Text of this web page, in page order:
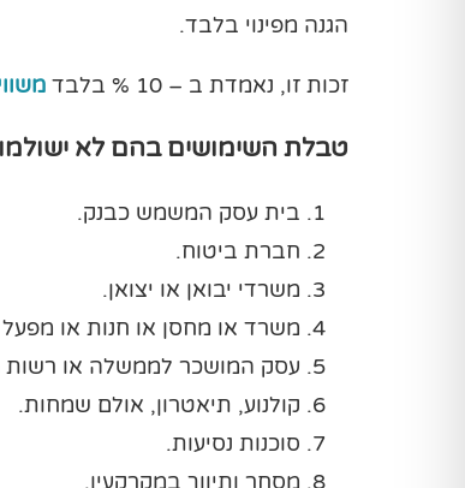
הגנה מפינוי בלבד.
זכות זו, נאמדת ב – 10 % בלבד
טבלת השימושים בהם לא ישולמו
בית עסק המשמש כבנק.
חברת ביטוח.
משרדי יבואן או יצואן.
משרד או מחסן או חנות או מפעל תעשייתי
עסק המושכר לממשלה או רשות
קולנוע, תיאטרון, אולם שמחות.
סוכנות נסיעות.
מסחר ותיווך במקרקעין.